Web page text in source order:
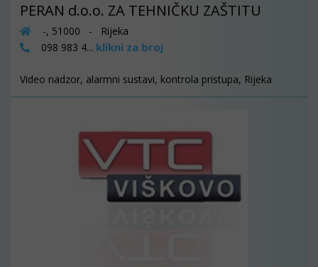
PERAN d.o.o. ZA TEHNIČKU ZAŠTITU
-, 51000 - Rijeka
098 983 4... klikni za broj
Video nadzor, alarmni sustavi, kontrola pristupa, Rijeka